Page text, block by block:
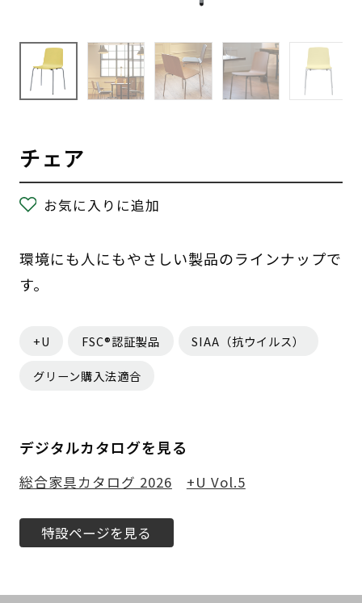
チェア
お気に入りに追加
環境にも人にもやさしい製品のラインナップで
す。
+U FSC®認証製品 SIAA（抗ウイルス）
グリーン購入法適合
デジタルカタログを見る
総合家具カタログ 2026 +U Vol.5
特設ページを見る